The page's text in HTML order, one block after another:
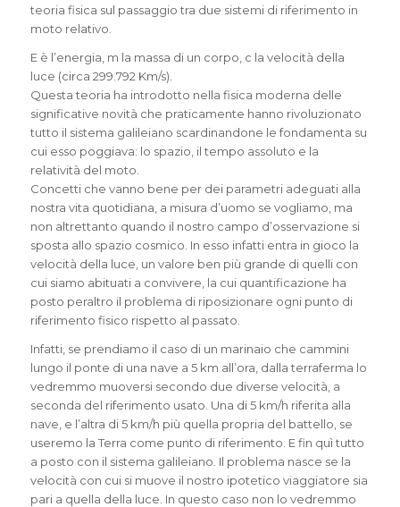
teoria fisica sul passaggio tra due sistemi di riferimento in
moto relativo.
E è l’energia, m la massa di un corpo, c la velocità della
luce (circa 299.792 Km/s).
Questa teoria ha introdotto nella fisica moderna delle
significative novità che praticamente hanno rivoluzionato
tutto il sistema galileiano scardinandone le fondamenta su
cui esso poggiava: lo spazio, il tempo assoluto e la
relatività del moto.
Concetti che vanno bene per dei parametri adeguati alla
nostra vita quotidiana, a misura d’uomo se vogliamo, ma
non altrettanto quando il nostro campo d’osservazione si
sposta allo spazio cosmico. In esso infatti entra in gioco la
velocità della luce, un valore ben più grande di quelli con
cui siamo abituati a convivere, la cui quantificazione ha
posto peraltro il problema di riposizionare ogni punto di
riferimento fisico rispetto al passato.
Infatti, se prendiamo il caso di un marinaio che cammini
lungo il ponte di una nave a 5 km all’ora, dalla terraferma lo
vedremmo muoversi secondo due diverse velocità, a
seconda del riferimento usato. Una di 5 km/h riferita alla
nave, e l’altra di 5 km/h più quella propria del battello, se
useremo la Terra come punto di riferimento. E fin quì tutto
a posto con il sistema galileiano. Il problema nasce se la
velocità con cui si muove il nostro ipotetico viaggiatore sia
pari a quella della luce. In questo caso non lo vedremmo